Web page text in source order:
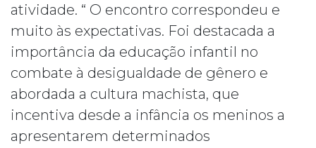
atividade. “ O encontro correspondeu e
muito às expectativas. Foi destacada a
importância da educação infantil no
combate à desigualdade de gênero e
abordada a cultura machista, que
incentiva desde a infância os meninos a
apresentarem determinados